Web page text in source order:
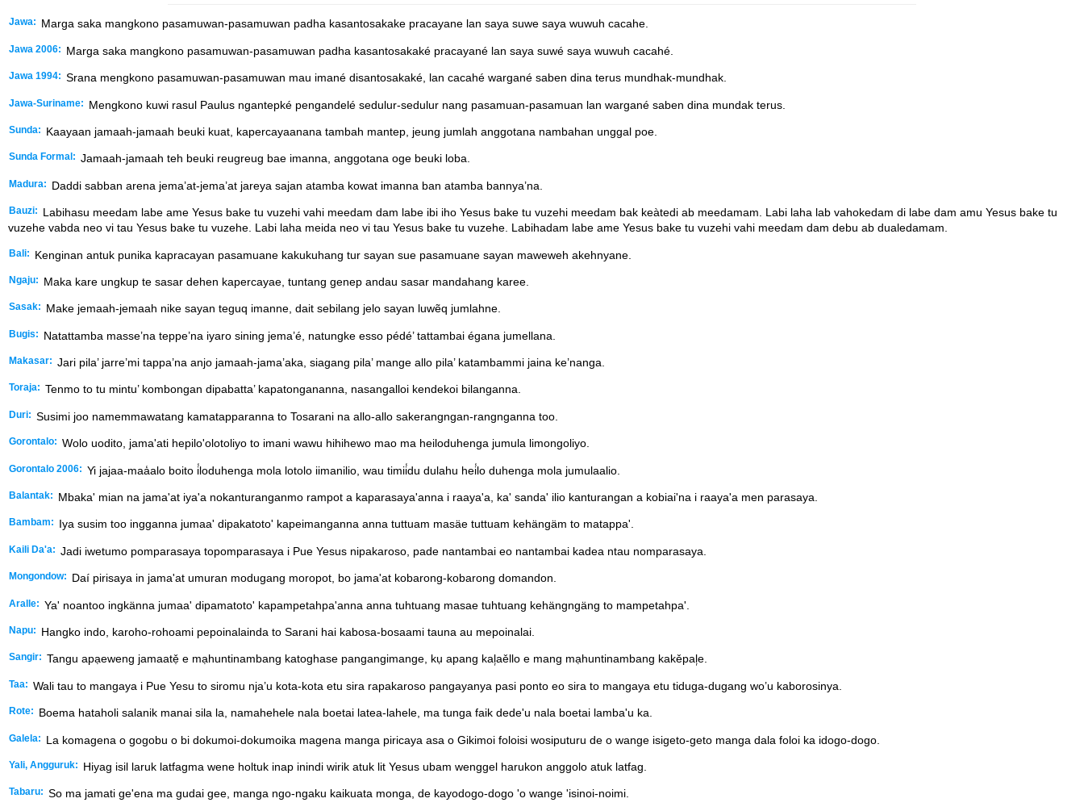
Jawa: Marga saka mangkono pasamuwan-pasamuwan padha kasantosakake pracayane lan saya suwe saya wuwuh cacahe.
Jawa 2006: Marga saka mangkono pasamuwan-pasamuwan padha kasantosakaké pracayané lan saya suwé saya wuwuh cacahé.
Jawa 1994: Srana mengkono pasamuwan-pasamuwan mau imané disantosakaké, lan cacahé wargané saben dina terus mundhak-mundhak.
Jawa-Suriname: Mengkono kuwi rasul Paulus ngantepké pengandelé sedulur-sedulur nang pasamuan-pasamuan lan wargané saben dina mundak terus.
Sunda: Kaayaan jamaah-jamaah beuki kuat, kapercayaanana tambah mantep, jeung jumlah anggotana nambahan unggal poe.
Sunda Formal: Jamaah-jamaah teh beuki reugreug bae imanna, anggotana oge beuki loba.
Madura: Daddi sabban arena jema’at-jema’at jareya sajan atamba kowat imanna ban atamba bannya’na.
Bauzi:
Labihasu meedam labe ame Yesus bake tu vuzehi vahi meedam dam labe ibi iho Yesus bake tu vuzehi meedam bak keàtedi ab meedamam. Labi laha lab vahokedam di labe dam amu Yesus bake tu
vuzehe vabda neo vi tau Yesus bake tu vuzehe. Labi laha meida neo vi tau Yesus bake tu vuzehe. Labihadam labe ame Yesus bake tu vuzehi vahi meedam dam debu ab dualedamam.
Bali: Kenginan antuk punika kapracayan pasamuane kakukuhang tur sayan sue pasamuane sayan maweweh akehnyane.
Ngaju: Maka kare ungkup te sasar dehen kapercayae, tuntang genep andau sasar mandahang karee.
Sasak: Make jemaah-jemaah nike sayan teguq imanne, dait sebilang jelo sayan luwẽq jumlahne.
Bugis: Natattamba masse’na teppe’na iyaro sining jema’é, natungke esso pédé’ tattambai égana jumellana.
Makasar: Jari pila’ jarre’mi tappa’na anjo jamaah-jama’aka, siagang pila’ mange allo pila’ katambammi jaina ke’nanga.
Toraja: Tenmo to tu mintu’ kombongan dipabatta’ kapatongananna, nasangalloi kendekoi bilanganna.
Duri: Susimi joo namemmawatang kamatapparanna to Tosarani na allo-allo sakerangngan-rangnganna too.
Gorontalo: Wolo uodito, jama'ati hepilo'olotoliyo to imani wawu hihihewo mao ma heiloduhenga jumula limongoliyo.
Gorontalo 2006: Yi jajaa-maa̒alo boito i̒loduhenga mola lotolo iimanilio, wau timii̒du dulahu hei̒lo duhenga mola jumulaalio.
Balantak: Mbaka' mian na jama'at iya'a nokanturanganmo rampot a kaparasaya'anna i raaya'a, ka' sanda' ilio kanturangan a kobiai'na i raaya'a men parasaya.
Bambam: Iya susim too ingganna jumaa' dipakatoto' kapeimanganna anna tuttuam masäe tuttuam kehängäm to matappa'.
Kaili Da'a: Jadi iwetumo pomparasaya topomparasaya i Pue Yesus nipakaroso, pade nantambai eo nantambai kadea ntau nomparasaya.
Mongondow: Daí pirisaya in jama'at umuran modugang moropot, bo jama'at kobarong-kobarong domandon.
Aralle: Ya' noantoo ingkänna jumaa' dipamatoto' kapampetahpa'anna anna tuhtuang masae tuhtuang kehängngäng to mampetahpa'.
Napu: Hangko indo, karoho-rohoami pepoinalainda to Sarani hai kabosa-bosaami tauna au mepoinalai.
Sangir: Tangu apạeweng jamaatẹ̌ e mạhuntinambang katoghase pangangimange, kụ apang kal᷊aěllo e mang mạhuntinambang kakěpal᷊e.
Taa: Wali tau to mangaya i Pue Yesu to siromu nja’u kota-kota etu sira rapakaroso pangayanya pasi ponto eo sira to mangaya etu tiduga-dugang wo’u kaborosinya.
Rote: Boema hataholi salanik manai sila la, namahehele nala boetai latea-lahele, ma tunga faik dede'u nala boetai lamba'u ka.
Galela: La komagena o gogobu o bi dokumoi-dokumoika magena manga piricaya asa o Gikimoi foloisi wosiputuru de o wange isigeto-geto manga dala foloi ka idogo-dogo.
Yali, Angguruk: Hiyag isil laruk latfagma wene holtuk inap inindi wirik atuk lit Yesus ubam wenggel harukon anggolo atuk latfag.
Tabaru: So ma jamati ge'ena ma gudai gee, manga ngo-ngaku kaikuata monga, de kayodogo-dogo 'o wange 'isinoi-noimi.